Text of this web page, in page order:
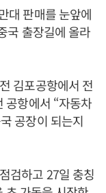
대 판매를 눈앞에
국 출장길에 올라
김포공항에서 전
공항에서 “자동차
공장이 되는지
검하고 27일 충칭